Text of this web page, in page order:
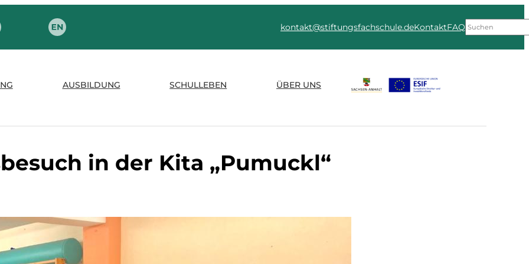
kontakt@stiftungsfachschule.deKontaktFAQ Suchen
AUSBILDUNG SCHULLEBEN ÜBER UNS
in der Kita „Pumuckl“